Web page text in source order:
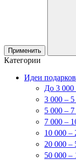
Применить
Категории
Идеи подарков
До 3
3 000 –
5 000 –
7 000 –
10 000 –
20 000
50 000